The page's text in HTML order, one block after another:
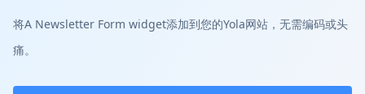
将A Newsletter Form widget添加到您的Yola网站，无需编码或头
痛。